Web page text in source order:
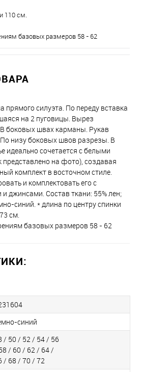
110 см.
базовых размеров 58 - 62
прямого силуэта. По переду вставка
на 2 пуговицы. Вырез
боковых швах карманы. Рукав
низу боковых швов разрезы. В
идеально сочетается с белыми
на фото), создавая
комплект в восточном стиле.
и комплектовать его с
джинсами. Состав ткани: 55% лен;
синий. * длина по центру спинки
см.
базовых размеров 58 - 62
синий
/ 50 / 52 / 54 / 56
/ 60 / 62 / 64 /
/ 68 / 70 / 72